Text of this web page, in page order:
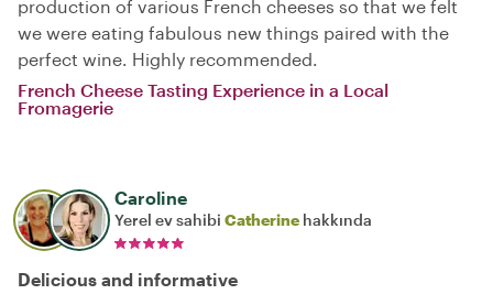
production of various French cheeses so that we felt
we were eating fabulous new things paired with the
perfect wine. Highly recommended.
French Cheese Tasting Experience in a Local
Fromagerie
Caroline
Yerel ev sahibi Catherine hakkında
Delicious and informative